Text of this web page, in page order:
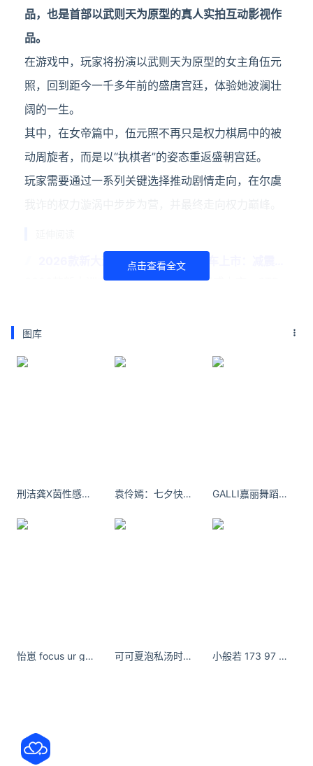
品，也是首部以武则天为原型的真人实拍互动影视作
品。
在游戏中，玩家将扮演以武则天为原型的女主角伍元
照，回到距今一千多年前的盛唐宫廷，体验她波澜壮
阔的一生。
其中，在女帝篇中，伍元照不再只是权力棋局中的被
动周旋者，而是以“执棋者”的姿态重返盛朝宫廷。
玩家需要通过一系列关键选择推动剧情走向，在尔虞
2026款新大洲本田NS150LA摩托车上市：减震、
储物、车机全升级
2026款新大洲本田NS150LA摩托车正式上市，STD
这款摩托车轴距 1357mm，提供流光银、鎏金黑、曜
石绿、璀璨白四种配色。动力方面，新
为，
豆包输入法iOS版推送新版本更新，版本号1.4.7。这次
友情链接：
https://www.yaorank.com/
点击查看全文
图库
刑洁龚X茵性感自拍写真集 袁伶嫣：七夕快乐呀表贝们 每个人在评论里给我一朵花吧 我先给你们 GALLI嘉丽舞蹈生日记茜茜 没有任何不满，动动心就死。
怡崽 focus ur gaze on me 可可夏泡私汤时拍到了人生照片真的好好看！！ 小般若 173 97 长这样 - 小红书